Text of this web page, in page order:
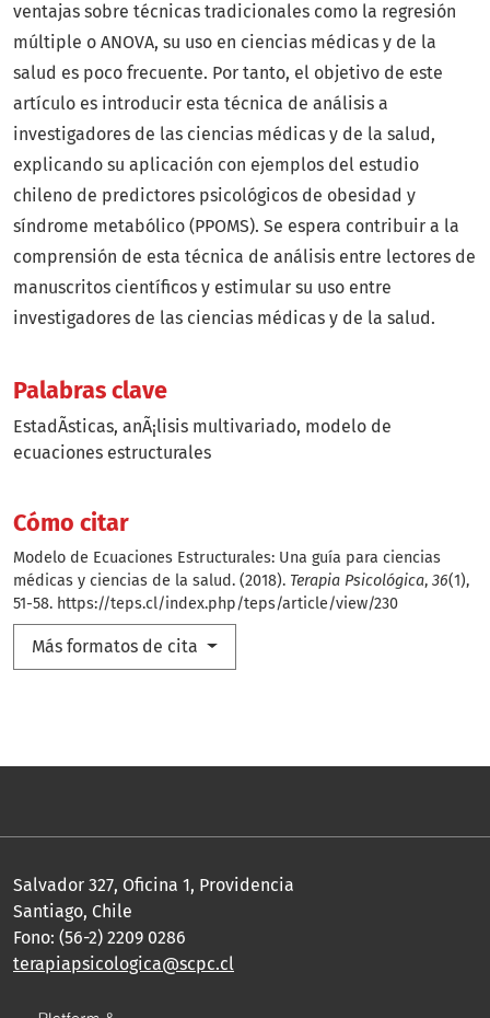
Palabras clave
EstadÃ­sticas anÃ¡lisis multivariado modelo de
ecuaciones estructurales
Cómo citar
Modelo de Ecuaciones Estructurales: Una guía para ciencias
médicas y ciencias de la salud. (2018). Terapia Psicológica, 36(1),
51-58. https://teps.cl/index.php/teps/article/view/230
Más formatos de cita
ventajas sobre técnicas tradicionales como la regresión
múltiple o ANOVA, su uso en ciencias médicas y de la
salud es poco frecuente. Por tanto, el objetivo de este
artículo es introducir esta técnica de análisis a
investigadores de las ciencias médicas y de la salud,
explicando su aplicación con ejemplos del estudio
chileno de predictores psicológicos de obesidad y
síndrome metabólico (PPOMS). Se espera contribuir a la
comprensión de esta técnica de análisis entre lectores de
manuscritos científicos y estimular su uso entre
investigadores de las ciencias médicas y de la salud.
Salvador 327, Oficina 1, Providencia
Santiago, Chile
Fono: (56-2) 2209 0286
terapiapsicologica@scpc.cl